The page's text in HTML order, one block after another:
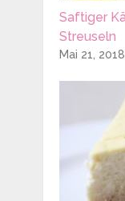
Saftiger
Streuseln
Mai 21, 2018